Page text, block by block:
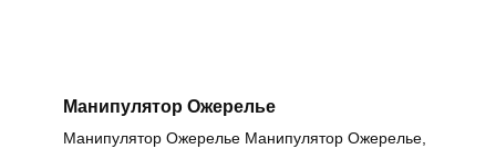
Манипулятор Ожерелье
Манипулятор Ожерелье Манипулятор Ожерелье,